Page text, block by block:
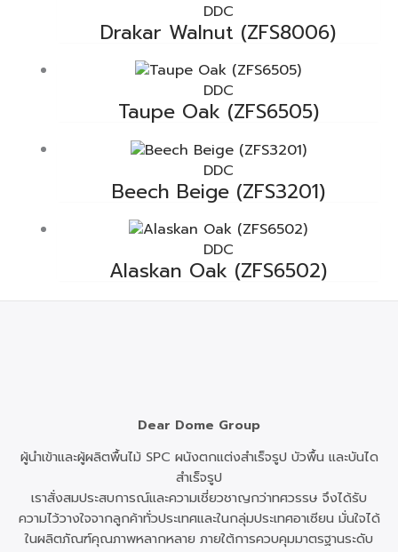
DDC
Drakar Walnut (ZFS8006)
DDC
Taupe Oak (ZFS6505)
DDC
Beech Beige (ZFS3201)
DDC
Alaskan Oak (ZFS6502)
Dear Dome Group
ผู้นำเข้าและผู้ผลิตพื้นไม้ SPC ผนังตกแต่งสำเร็จรูป บัวพื้น และบันได
สำเร็จรูป
เราสั่งสมประสบการณ์และความเชี่ยวชาญกว่าทศวรรษ จึงได้รับ
ความไว้วางใจจากลูกค้าทั่วประเทศและในกลุ่มประเทศอาเซียน มั่นใจได้
ในผลิตภัณฑ์คุณภาพหลากหลาย ภายใต้การควบคุมมาตรฐานระดับ